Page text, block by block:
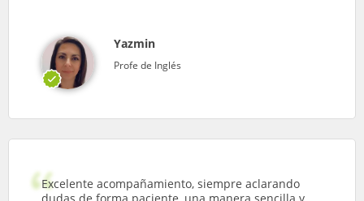
Yazmin
Profe de Inglés
Excelente acompañamiento, siempre aclarando